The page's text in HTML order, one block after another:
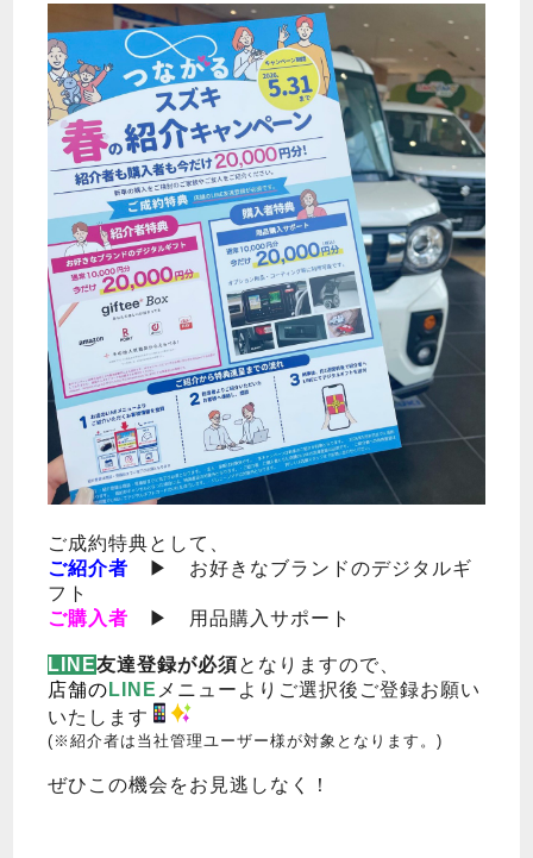
ご成約特典として、
ご紹介者 ▶ お好きなブランドのデジタルギ
フト
ご購入者 ▶ 用品購入サポート
LINE友達登録が必須となりますので、
店舗の LINE メニューよりご選択後ご登録お願い
いたします
(※紹介者は当社管理ユーザー様が対象となります。)
ぜひこの機会をお見逃しなく！